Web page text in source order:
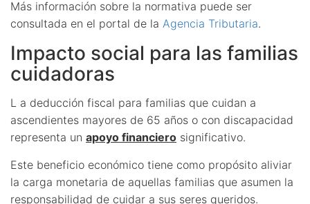
Más información sobre la normativa puede ser
consultada en el portal de la Agencia Tributaria.
Impacto social para las familias
cuidadoras
L a deducción fiscal para familias que cuidan a
ascendientes mayores de 65 años o con discapacidad
representa un apoyo financiero significativo.
Este beneficio económico tiene como propósito aliviar
la carga monetaria de aquellas familias que asumen la
responsabilidad de cuidar a sus seres queridos.